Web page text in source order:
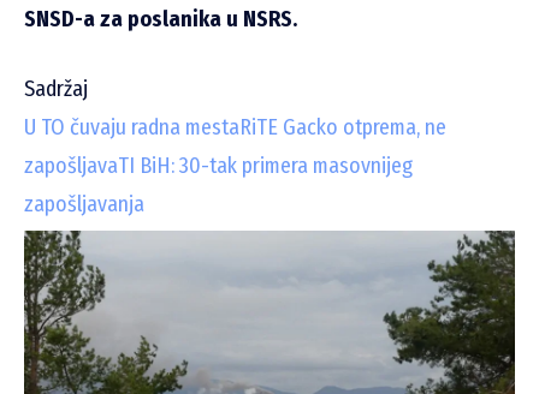
SNSD-a za poslanika u NSRS.
Sadržaj
U TO čuvaju radna mestaRiTE Gacko otprema, ne
zapošljavaTI BiH: 30-tak primera masovnijeg
zapošljavanja